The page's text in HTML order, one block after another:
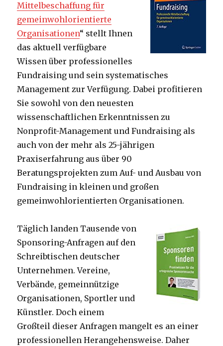
Mittelbeschaffung für
gemeinwohlorientierte
Organisationen“ stellt Ihnen
das aktuell verfügbare
Wissen über professionelles
Fundraising und sein systematisches
Management zur Verfügung. Dabei profitieren
Sie sowohl von den neuesten
wissenschaftlichen Erkenntnissen zu
Nonprofit-Management und Fundraising als
auch von der mehr als 25-jährigen
Praxiserfahrung aus über 90
Beratungsprojekten zum Auf- und Ausbau von
Fundraising in kleinen und großen
gemeinwohlorientierten Organisationen.
Täglich landen Tausende von
Sponsoring-Anfragen auf den
Schreibtischen deutscher
Unternehmen. Vereine,
Verbände, gemeinnützige
Organisationen, Sportler und
Künstler. Doch einem
Großteil dieser Anfragen mangelt es an einer
professionellen Herangehensweise. Daher